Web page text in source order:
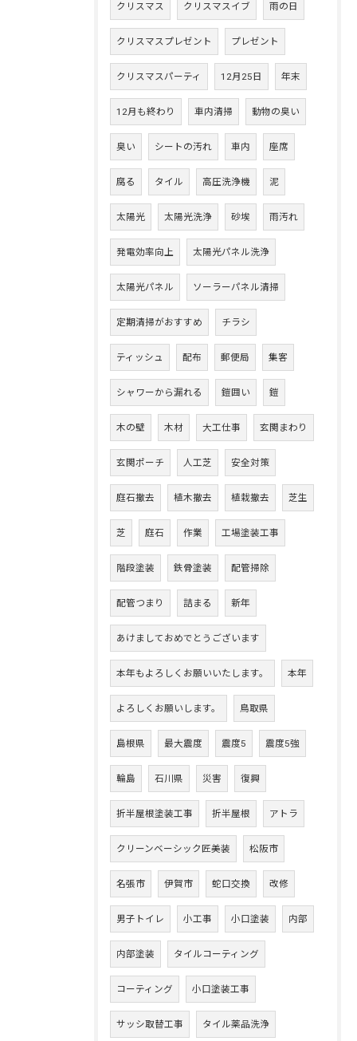
クリスマス クリスマスイブ 雨の日
クリスマスプレゼント プレゼント
クリスマスパーティ 12月25日 年末
12月も終わり 車内清掃 動物の臭い
臭い シートの汚れ 車内 座席
腐る タイル 高圧洗浄機 泥
太陽光 太陽光洗浄 砂埃 雨汚れ
発電効率向上 太陽光パネル洗浄
太陽光パネル ソーラーパネル清掃
定期清掃がおすすめ チラシ
ティッシュ 配布 郵便局 集客
シャワーから漏れる 鎧囲い 鎧
木の壁 木材 大工仕事 玄関まわり
玄関ポーチ 人工芝 安全対策
庭石撤去 植木撤去 植栽撤去 芝生
芝 庭石 作業 工場塗装工事
階段塗装 鉄骨塗装 配管掃除
配管つまり 詰まる 新年
あけましておめでとうございます
本年もよろしくお願いいたします。 本年
よろしくお願いします。 鳥取県
島根県 最大震度 震度5 震度5強
輪島 石川県 災害 復興
折半屋根塗装工事 折半屋根 アトラ
クリーンベーシック匠美装 松阪市
名張市 伊賀市 蛇口交換 改修
男子トイレ 小工事 小口塗装 内部
内部塗装 タイルコーティング
コーティング 小口塗装工事
サッシ取替工事 タイル薬品洗浄